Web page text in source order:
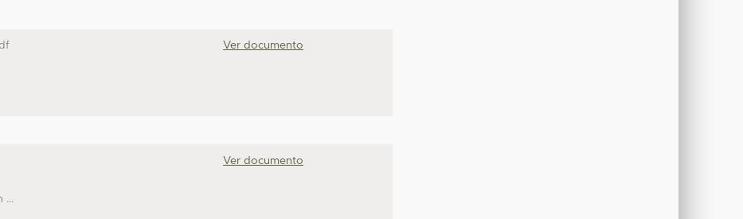
Ver documento
...
Ver documento